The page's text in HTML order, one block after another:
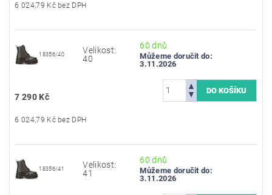
6 024,79 Kč bez DPH
18356/40
Velikost:
40
60 dnů
Můžeme doručit do:
3.11.2026
7 290 Kč
6 024,79 Kč bez DPH
18356/41
Velikost:
41
60 dnů
Můžeme doručit do:
3.11.2026